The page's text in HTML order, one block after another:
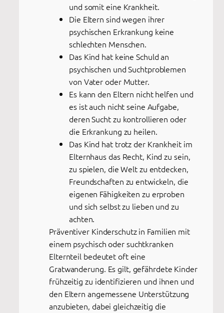
und somit eine Krankheit.
Die Eltern sind wegen ihrer
psychischen Erkrankung keine
schlechten Menschen.
Das Kind hat keine Schuld an
psychischen und Suchtproblemen
von Vater oder Mutter.
Es kann den Eltern nicht helfen und
es ist auch nicht seine Aufgabe,
deren Sucht zu kontrollieren oder
die Erkrankung zu heilen.
Das Kind hat trotz der Krankheit im
Elternhaus das Recht, Kind zu sein,
zu spielen, die Welt zu entdecken,
Freundschaften zu entwickeln, die
eigenen Fähigkeiten zu erproben
und sich selbst zu lieben und zu
achten.
Präventiver Kinderschutz in Familien mit
einem psychisch oder suchtkranken
Elternteil bedeutet oft eine
Gratwanderung. Es gilt, gefährdete Kinder
frühzeitig zu identifizieren und ihnen und
den Eltern angemessene Unterstützung
anzubieten, dabei gleichzeitig die